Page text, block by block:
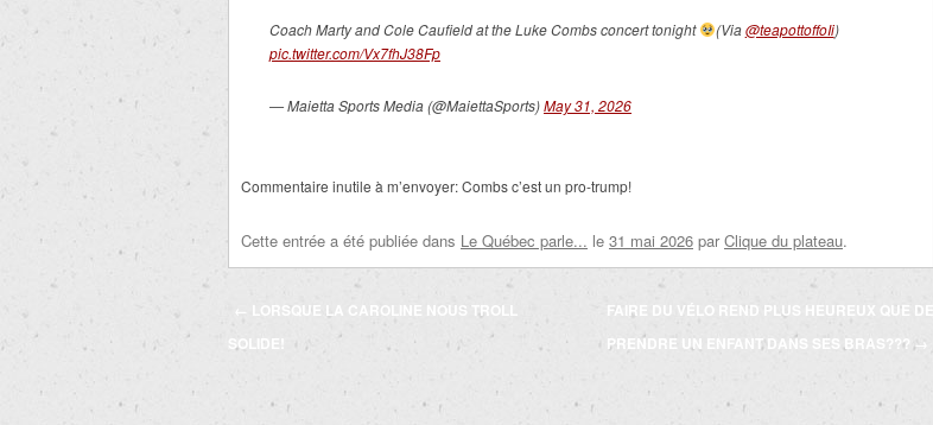
Coach Marty and Cole Caufield at the Luke Combs concert tonight (Via@teapottoffoIi)
pic.twitter.com/Vx7fhJ38Fp
— Maietta Sports Media (@MaiettaSports)May 31, 2026
Commentaire inutile à m’envoyer: Combs c’est un pro-trump!
Cette entrée a été publiée dans Le Québec parle... le 31 mai 2026 par Clique du plateau.
Navigation
des
← LORSQUE LA CAROLINE NOUS TROLL
SOLIDE!
FAIRE DU VÉLO REND PLUS HEUREUX QUE DE
PRENDRE UN ENFANT DANS SES BRAS???→